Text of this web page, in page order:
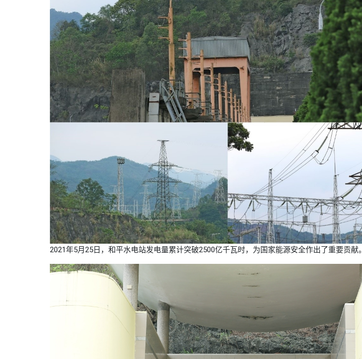
2021年5月25日，和平水电站发电量累计突破2500亿千瓦时，为国家能源安全作出了重要贡献。